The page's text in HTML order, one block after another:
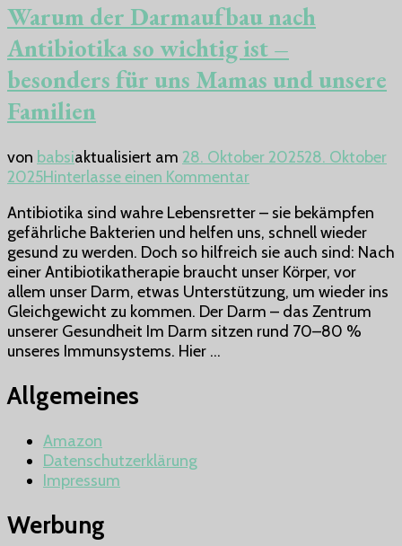
Warum der Darmaufbau nach
Antibiotika so wichtig ist –
besonders für uns Mamas und unsere
Familien
von babsiaktualisiert am 28. Oktober 202528. Oktober
2025Hinterlasse einen Kommentarzu
der
Darmaufbau
nach
Antibiotika
so
wichtig
ist
Antibiotika sind wahre Lebensretter – sie bekämpfen
gefährliche Bakterien und helfen uns, schnell wieder
gesund zu werden. Doch so hilfreich sie auch sind: Nach
einer Antibiotikatherapie braucht unser Körper, vor
allem unser Darm, etwas Unterstützung, um wieder ins
Gleichgewicht zu kommen. Der Darm – das Zentrum
unserer Gesundheit Im Darm sitzen rund 70–80 %
unseres Immunsystems. Hier …
Allgemeines
Amazon
Datenschutzerklärung
Impressum
Werbung